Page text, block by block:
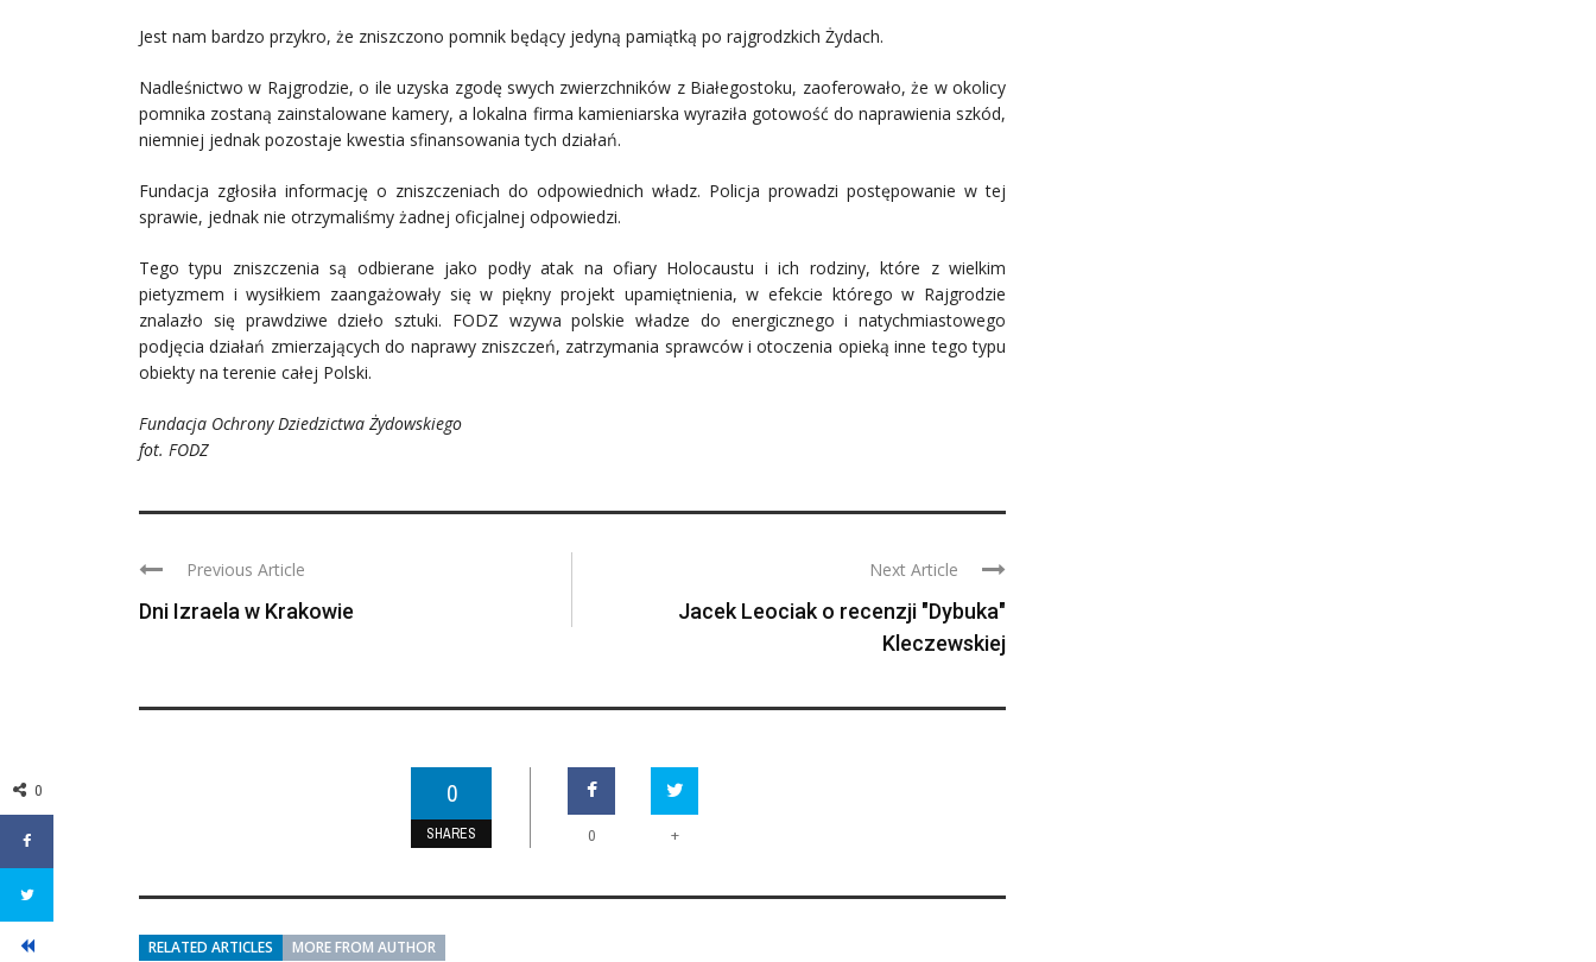
Jest nam bardzo przykro, że zniszczono pomnik będący jedyną pamiątką po rajgrodzkich Żydach.
Nadleśnictwo w Rajgrodzie, o ile uzyska zgodę swych zwierzchników z Białegostoku, zaoferowało, że w okolicy
pomnika zostaną zainstalowane kamery, a lokalna firma kamieniarska wyraziła gotowość do naprawienia szkód,
niemniej jednak pozostaje kwestia sfinansowania tych działań.
Fundacja zgłosiła informację o zniszczeniach do odpowiednich władz. Policja prowadzi postępowanie w tej
sprawie, jednak nie otrzymaliśmy żadnej oficjalnej odpowiedzi.
Tego typu zniszczenia są odbierane jako podły atak na ofiary Holocaustu i ich rodziny, które z wielkim
pietyzmem i wysiłkiem zaangażowały się w piękny projekt upamiętnienia, w efekcie którego w Rajgrodzie
znalazło się prawdziwe dzieło sztuki. FODZ wzywa polskie władze do energicznego i natychmiastowego
podjęcia działań zmierzających do naprawy zniszczeń, zatrzymania sprawców i otoczenia opieką inne tego typu
obiekty na terenie całej Polski.
Fundacja Ochrony Dziedzictwa Żydowskiego
fot. FODZ
Previous Article
Dni Izraela w Krakowie
Next Article
Jacek Leociak o recenzji "Dybuka"
Kleczewskiej
0
SHARES 0 +
RELATED ARTICLES MORE FROM AUTHOR
0